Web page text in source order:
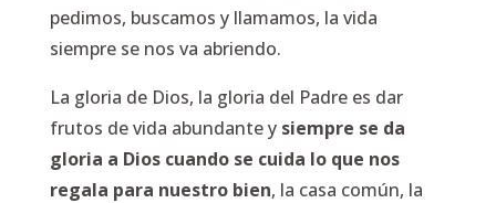
pedimos, buscamos y llamamos, la vida
siempre se nos va abriendo.
La gloria de Dios, la gloria del Padre es dar
frutos de vida abundante y siempre se da
gloria a Dios cuando se cuida lo que nos
regala para nuestro bien, la casa común, la